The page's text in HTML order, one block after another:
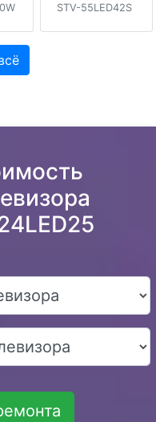
STV-55LED42S